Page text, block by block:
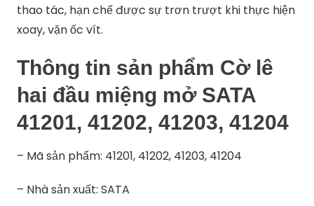
thao tác, hạn chế được sự trơn trượt khi thực hiện
xoay, vặn ốc vít.
Thông tin sản phẩm Cờ lê
hai đầu miệng mở SATA
41201, 41202, 41203, 41204
– Mã sản phẩm: 41201, 41202, 41203, 41204
– Nhà sản xuất: SATA